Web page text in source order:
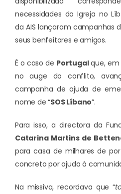
necessidades da Igreja no
da AIS lançaram campanhas
seus benfeitores e amigos.
É o caso de Portugalque, em
no auge do conflito,
campanha de ajuda de
nome de “SOS Líbano”.
Para isso, a directora da
Catarina Martins de
para casa de milhares de
concreto por ajuda à
Na missiva, recordava que “